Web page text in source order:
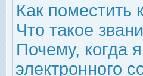
Как поместить
Что такое
Почему, когда
электронного